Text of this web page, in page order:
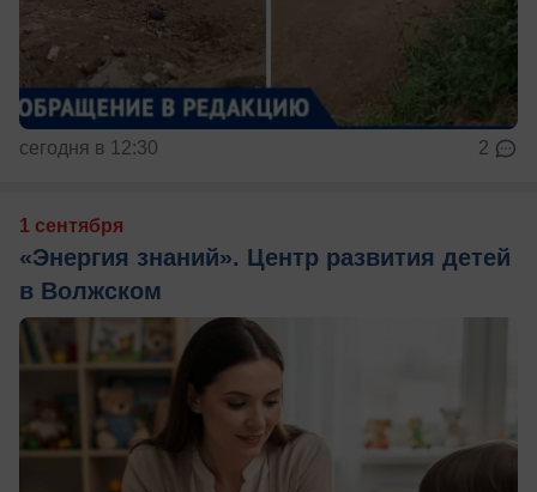
сегодня в 12:30 2
1 сентября
«Энергия знаний». Центр развития детей
в Волжском